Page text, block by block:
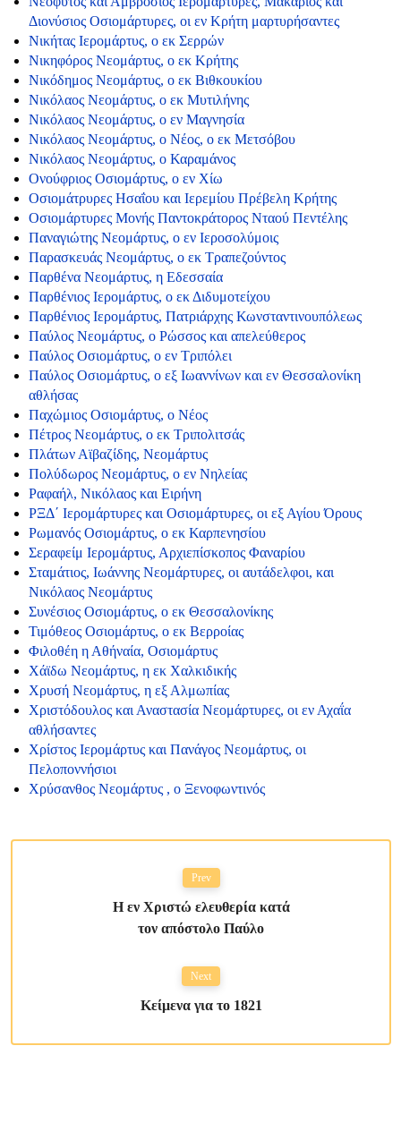
Διονύσιος Οσιομάρτυρες, οι εν Κρήτη μαρτυρήσαντες
Νικήτας Ιερομάρτυς, ο εκ Σερρών
Νικηφόρος Νεομάρτυς, ο εκ Κρήτης
Νικόδημος Νεομάρτυς, ο εκ Βιθκουκίου
Νικόλαος Νεομάρτυς, ο εκ Μυτιλήνης
Νικόλαος Νεομάρτυς, ο εν Μαγνησία
Νικόλαος Νεομάρτυς, ο Νέος, ο εκ Μετσόβου
Νικόλαος Νεομάρτυς, ο Καραμάνος
Ονούφριος Οσιομάρτυς, ο εν Χίω
Οσιομάτρυρες Ησαΐου και Ιερεμίου Πρέβελη Κρήτης
Οσιομάρτυρες Μονής Παντοκράτορος Νταού Πεντέλης
Παναγιώτης Νεομάρτυς, ο εν Ιεροσολύμοις
Παρασκευάς Νεομάρτυς, ο εκ Τραπεζούντος
Παρθένα Νεομάρτυς, η Εδεσσαία
Παρθένιος Ιερομάρτυς, ο εκ Διδυμοτείχου
Παρθένιος Ιερομάρτυς, Πατριάρχης Κωνσταντινουπόλεως
Παύλος Νεομάρτυς, ο Ρώσσος και απελεύθερος
Παύλος Οσιομάρτυς, ο εν Τριπόλει
Παύλος Οσιομάρτυς, ο εξ Ιωαννίνων και εν Θεσσαλονίκη
αθλήσας
Παχώμιος Οσιομάρτυς, ο Νέος
Πέτρος Νεομάρτυς, ο εκ Τριπολιτσάς
Πλάτων Αϊβαζίδης, Νεομάρτυς
Πολύδωρος Νεομάρτυς, ο εν Νηλείας
Ραφαήλ, Νικόλαος και Ειρήνη
ΡΞΔ΄ Ιερομάρτυρες και Οσιομάρτυρες, οι εξ Αγίου Όρους
Ρωμανός Οσιομάρτυς, ο εκ Καρπενησίου
Σεραφείμ Ιερομάρτυς, Αρχιεπίσκοπος Φαναρίου
Σταμάτιος, Ιωάννης Νεομάρτυρες, οι αυτάδελφοι, και
Νικόλαος Νεομάρτυς
Συνέσιος Οσιομάρτυς, ο εκ Θεσσαλονίκης
Τιμόθεος Οσιομάρτυς, ο εκ Βερροίας
Φιλοθέη η Αθήναία, Οσιομάρτυς
Χάϊδω Νεομάρτυς, η εκ Χαλκιδικής
Χρυσή Νεομάρτυς, η εξ Αλμωπίας
Χριστόδουλος και Αναστασία Νεομάρτυρες, οι εν Αχαΐα
αθλήσαντες
Χρίστος Ιερομάρτυς και Πανάγος Νεομάρτυς, οι
Πελοποννήσιοι
Χρύσανθος Νεομάρτυς , ο Ξενοφωντινός
Prev
Η εν Χριστώ ελευθερία κατά
τον απόστολο Παύλο
Next
Κείμενα για το 1821